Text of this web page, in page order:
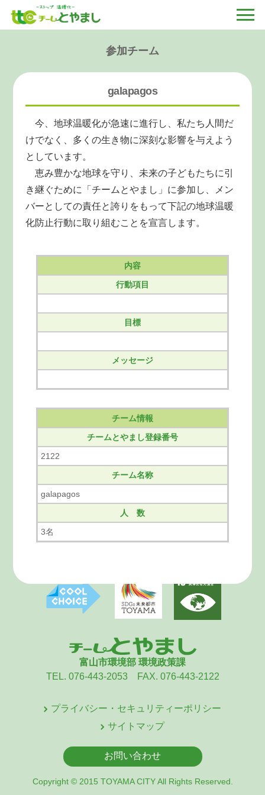
参加チーム
galapagos
今、地球温暖化が急速に進行し、私たち人間だ
けでなく、多くの生き物に深刻な影響を与えよう
としています。
恵み豊かな地球を守り、未来の子どもたちに引
き継ぐために「チームとやまし」に参加し、メン
バーとしての責任と誇りをもって下記の地球温暖
化防止行動に取り組むことを宣言します。
内容
行動項目
目標
メッセージ
チーム情報
チームとやまし登録番号
2122
チーム名称
galapagos
人 数
3名
富山市環境部 環境政策課
TEL. 076-443-2053 FAX. 076-443-2122
プライバシー・セキュリティーポリシー
サイトマップ
お問い合わせ
Copyright © 2015 TOYAMA CITY All Rights Reserved.